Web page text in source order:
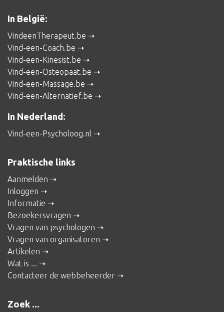
In België:
VindeenTherapeut.be
Vind-een-Coach.be
Vind-een-Kinesist.be
Vind-een-Osteopaat.be
Vind-een-Massage.be
Vind-een-Alternatief.be
In Nederland:
Vind-een-Psycholoog.nl
Praktische links
Aanmelden
Inloggen
Informatie
Bezoekersvragen
Vragen van psychologen
Vragen van organisatoren
Artikelen
Wat is ...
Contacteer de webbeheerder
Zoek ...